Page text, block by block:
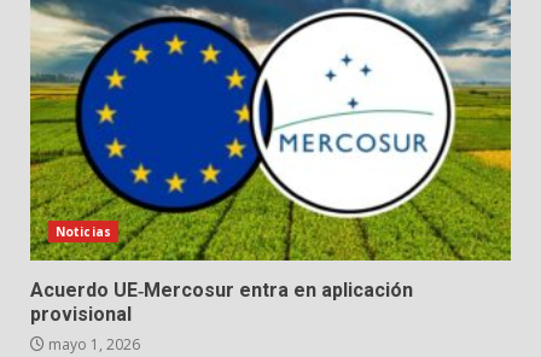
Noticias
Acuerdo UE‑Mercosur entra en aplicación
provisional
mayo 1, 2026